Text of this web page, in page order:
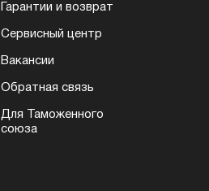
Гарантии и возврат
Сервисный центр
Вакансии
Обратная связь
Для Таможенного
союза